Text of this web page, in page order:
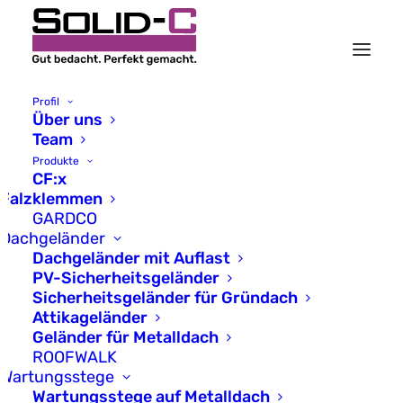
Profil
Über uns
Team
Produkte
CF:x
Falzklemmen
GARDCO
Dachgeländer
Dachgeländer mit Auflast
PV-Sicherheitsgeländer
Sicherheitsgeländer für Gründach
Attikageländer
Geländer für Metalldach
ROOFWALK
Wartungsstege
Wartungsstege auf Metalldach
Impressum
Angaben gemäß §5 TMG
Solid-C GmbH
Alemannenstr. 3